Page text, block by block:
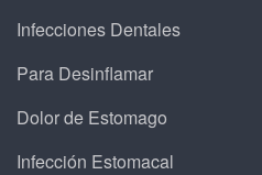
Infecciones Dentales
Para Desinflamar
Dolor de Estomago
Infección Estomacal